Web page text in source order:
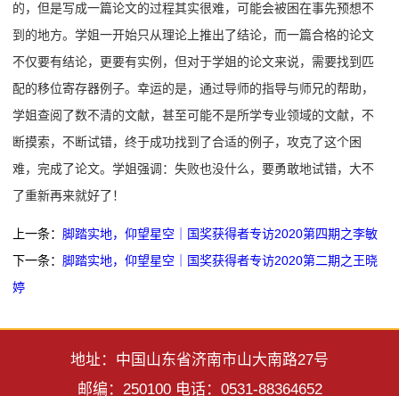
的，但是写成一篇论文的过程其实很难，可能会被困在事先预想不
到的地方。学姐一开始只从理论上推出了结论，而一篇合格的论文
不仅要有结论，更要有实例，但对于学姐的论文来说，需要找到匹
配的移位寄存器例子。幸运的是，通过导师的指导与师兄的帮助，
学姐查阅了数不清的文献，甚至可能不是所学专业领域的文献，不
断摸索，不断试错，终于成功找到了合适的例子，攻克了这个困
难，完成了论文。学姐强调：失败也没什么，要勇敢地试错，大不
了重新再来就好了！
上一条：
脚踏实地，仰望星空｜国奖获得者专访2020第四期之李敏
下一条：
脚踏实地，仰望星空｜国奖获得者专访2020第二期之王晓
婷
地址：中国山东省济南市山大南路27号
邮编：250100 电话：0531-88364652